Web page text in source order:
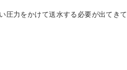
圧力をかけて送水する必要が出てきて